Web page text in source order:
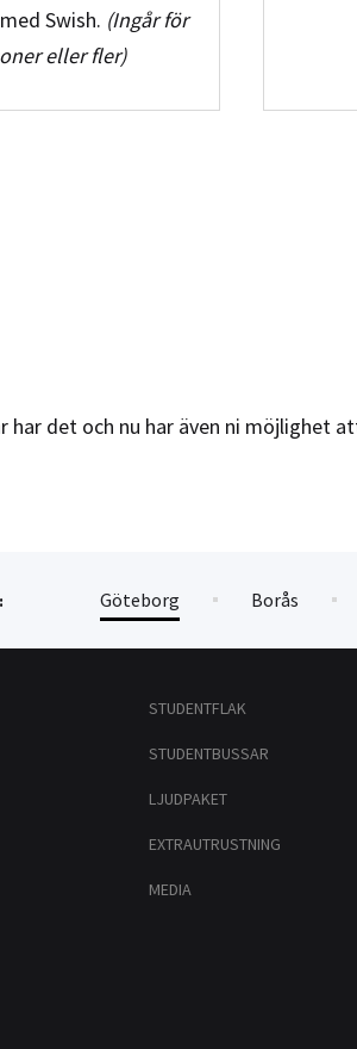
Swish. (Ingår för
eller fler)
det och nu har även ni möjlighet
Göteborg Borås
STUDENTFLAK
STUDENTBUSSAR
LJUDPAKET
EXTRAUTRUSTNING
MEDIA